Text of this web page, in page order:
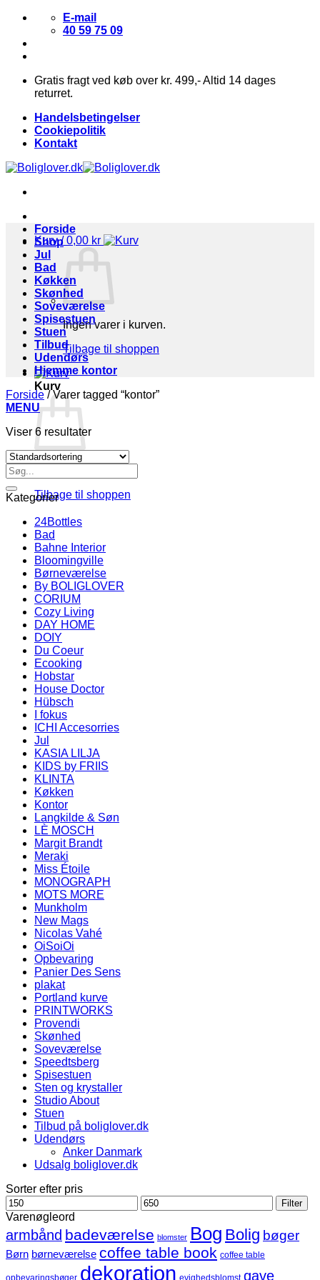
Fortsæt
indhold
E-mail
40 59 75 09
Gratis fragt ved køb over kr. 499,- Altid 14 dages
returret.
Handelsbetingelser
Cookiepolitik
Kontakt
Kurv /0,00 kr
Ingen varer i kurven.
Tilbage til shoppen
Kurv
Tilbage til shoppen
Forside
Shop
Jul
Bad
Køkken
Skønhed
Soveværelse
Spisestuen
Stuen
Tilbud
Udendørs
Hjemme kontor
Forside /Varer tagged “kontor”
MENU
Viser 6 resultater
Søg
efter:
Kategorier
24Bottles
Bad
Bahne Interior
Bloomingville
Børneværelse
By BOLIGLOVER
CORIUM
Cozy Living
DAY HOME
DOIY
Du Coeur
Ecooking
Hobstar
House Doctor
Hübsch
I fokus
ICHI Accesorries
Jul
KASIA LILJA
KIDS by FRIIS
KLINTA
Køkken
Kontor
Langkilde & Søn
LÈ MOSCH
Margit Brandt
Meraki
Miss Étoile
MONOGRAPH
MOTS MORE
Munkholm
New Mags
Nicolas Vahé
OiSoiOi
Opbevaring
Panier Des Sens
plakat
Portland kurve
PRINTWORKS
Provendi
Skønhed
Soveværelse
Speedtsberg
Spisestuen
Sten og krystaller
Studio About
Stuen
Tilbud på boliglover.dk
Udendørs
Anker Danmark
Udsalg boliglover.dk
Sorter efter pris
Mindste
pris
Højeste
pris
Filter
Varenøgleord
armbånd badeværelse blomster Bog Bolig bøger
Børn børneværelse coffee table book coffee table
opbevaringsbøger dekoration evighedsblomst gave